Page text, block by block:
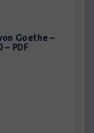
Goethe –
PDF